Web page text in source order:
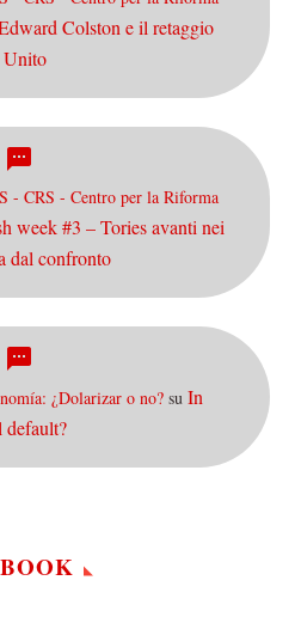
Colston e il retaggio
Unito
- CRS - Centro per la Riforma
week #3 – Tories avanti nei
dal confronto
¿Dolarizar o no? su In
default?